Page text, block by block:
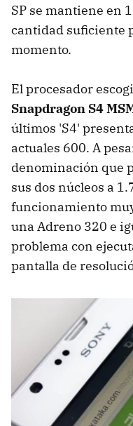
SP se mantiene en
cantidad suficiente
momento.
El procesador
Snapdragon S4
últimos 'S4'
actuales 600. A
denominación que
sus dos núcleos a
funcionamiento
una Adreno 320 e
problema con
pantalla de